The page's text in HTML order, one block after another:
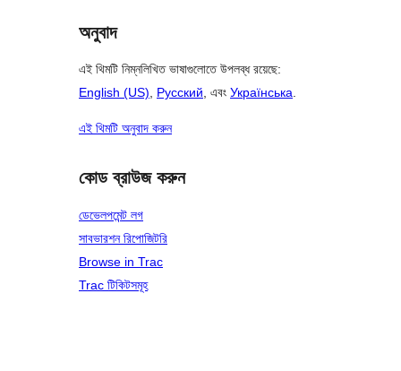
অনুবাদ
এই থিমটি নিম্নলিখিত ভাষাগুলোতে উপলব্ধ রয়েছে:
English (US), Русский, এবং Українська.
এই থিমটি অনুবাদ করুন
কোড ব্রাউজ করুন
ডেভেলপমেন্ট লগ
সাবভারশন রিপোজিটরি
Browse in Trac
Trac টিকিটসমূহ